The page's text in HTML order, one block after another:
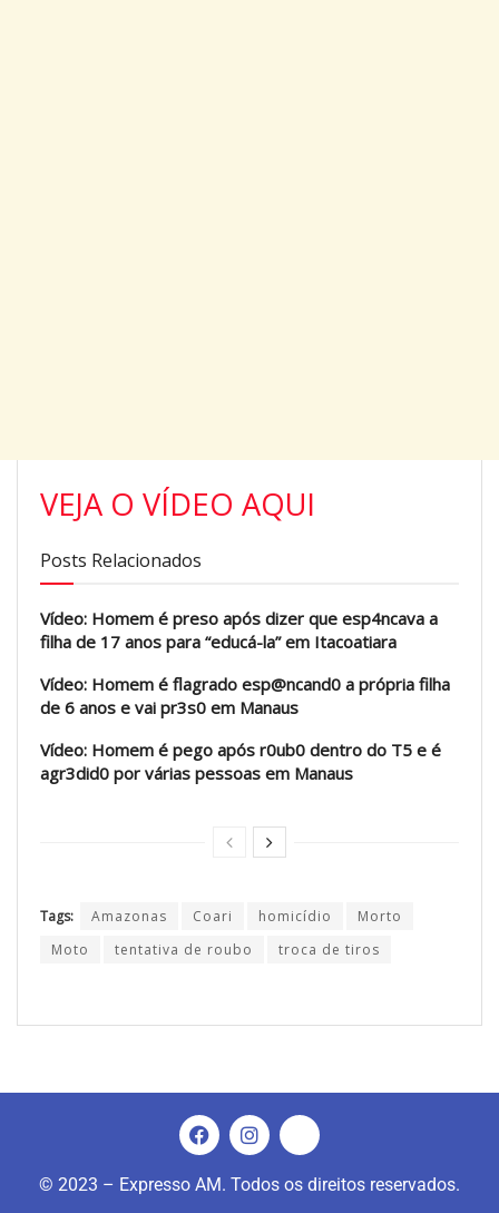
VEJA O VÍDEO AQUI
Posts Relacionados
Vídeo: Homem é preso após dizer que esp4ncava a
filha de 17 anos para “educá-la” em Itacoatiara
Vídeo: Homem é flagrado esp@ncand0 a própria filha
de 6 anos e vai pr3s0 em Manaus
Vídeo: Homem é pego após r0ub0 dentro do T5 e é
agr3did0 por várias pessoas em Manaus
Tags: Amazonas Coari homicídio
Morto
Moto
tentativa de roubo troca de tiros
© 2023 – Expresso AM. Todos os direitos reservados.